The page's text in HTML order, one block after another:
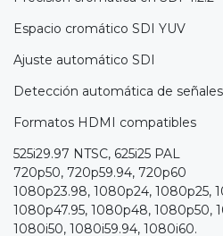
Espacio cromático SDI YUV
Ajuste automático SDI
Detección automática de
Formatos HDMI compatibles
525i29.97 NTSC, 625i25 PAL
720p50, 720p59.94, 720p60
1080p23.98, 1080p24, 1080p25,
1080p47.95, 1080p48, 1080p50,
1080i50, 1080i59.94, 1080i60.